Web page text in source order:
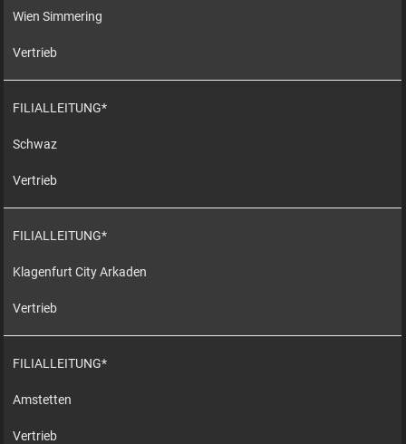
Wien Simmering
Vertrieb
FILIALLEITUNG*
Schwaz
Vertrieb
FILIALLEITUNG*
Klagenfurt City Arkaden
Vertrieb
FILIALLEITUNG*
Amstetten
Vertrieb